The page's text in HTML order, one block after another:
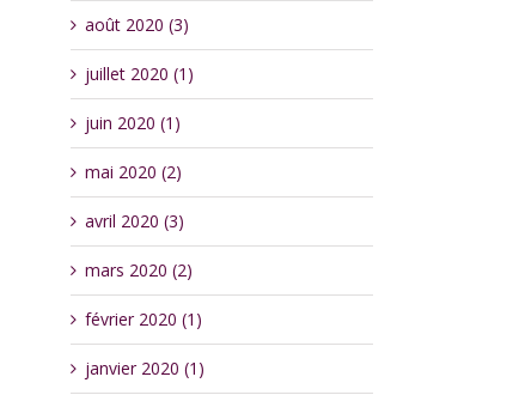
août 2020 (3)
juillet 2020 (1)
juin 2020 (1)
mai 2020 (2)
avril 2020 (3)
mars 2020 (2)
février 2020 (1)
janvier 2020 (1)